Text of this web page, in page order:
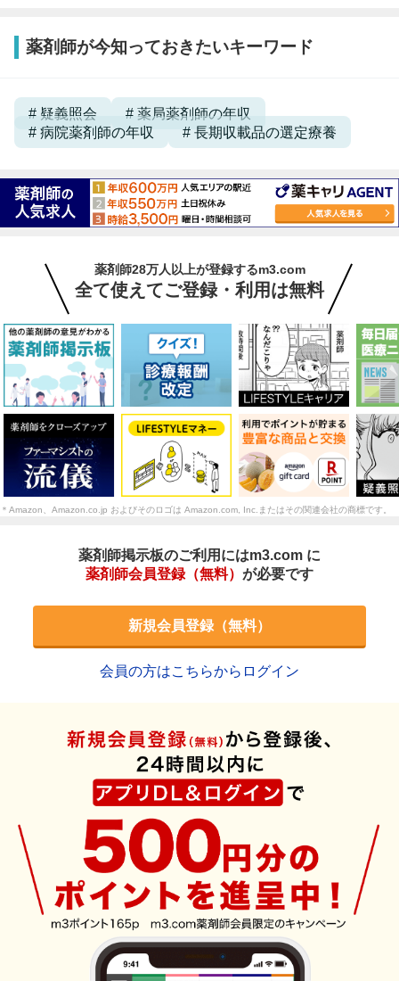
薬剤師が今知っておきたいキーワード
疑義照会
薬局薬剤師の年収
病院薬剤師の年収
長期収載品の選定療養
薬剤師28万人以上が登録するm3.com
全て使えてご登録・利用は無料
＊Amazon、Amazon.co.jp およびそのロゴは Amazon.com, Inc.またはその関連会社の商標です。
薬剤師掲示板のご利用にはm3.com に
薬剤師会員登録（無料） が必要です
新規会員登録（無料）
会員の方はこちらからログイン